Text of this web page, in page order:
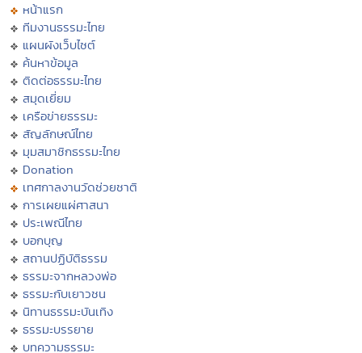
หน้าแรก
ทีมงานธรรมะไทย
แผนผังเว็บไซต์
ค้นหาข้อมูล
ติดต่อธรรมะไทย
สมุดเยี่ยม
เครือข่ายธรรมะ
สัญลักษณ์ไทย
มุมสมาชิกธรรมะไทย
Donation
เทศกาลงานวัดช่วยชาติ
การเผยแผ่ศาสนา
ประเพณีไทย
บอกบุญ
สถานปฏิบัติธรรม
ธรรมะจากหลวงพ่อ
ธรรมะกับเยาวชน
นิทานธรรมะบันเทิง
ธรรมะบรรยาย
บทความธรรมะ